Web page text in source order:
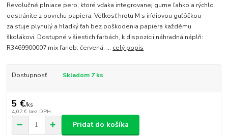
Revolučné plniace pero, ktoré vďaka integrovanej gume ľahko a rýchlo
odstránite z povrchu papiera. Veľkosť hrotu M s irídiovou guľôčkou
zaisťuje plynulý a hladký ťah bez poškodenia papiera každému
školákovi. Dostupné v šiestich farbách, k dispozícii náhradná náplň:
R3469900007 mix farieb: červená, ... celý popis
Dostupnosť Skladom 7 ks
5 €/ks
4,07 € bez DPH
Pridať do košíka